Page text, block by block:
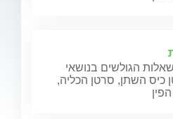
הגולשים בנושאי
כיס השתן, סרטן הכליה,